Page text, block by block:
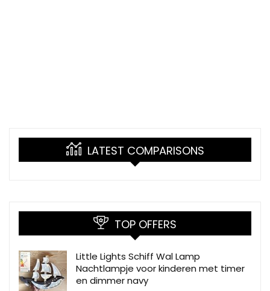
LATEST COMPARISONS
TOP OFFERS
Little Lights Schiff Wal Lamp
Nachtlampje voor kinderen met timer
en dimmer navy